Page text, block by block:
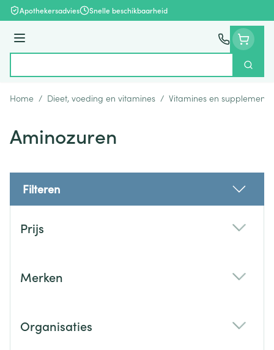
Ga naar de inhoud
Apothekersadvies Snelle beschikbaarheid
Menu
Zoek
Home / Dieet, voeding en vitamines / Vitamines en
Aminozuren
Filteren
Prijs
Merken
Organisaties